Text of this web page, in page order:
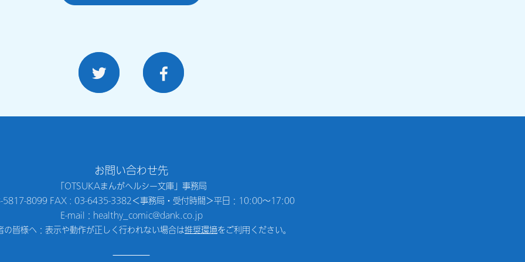
お問い合わせ先
「OTSUKAまんがヘルシー文庫」事務局
5817-8099 FAX : 03-6435-3382＜事務局・受付時間＞平日：10:00〜17:00
E-mail：healthy_comic@dank.co.jp
皆様へ：表示や動作が正しく行われない場合は推奨環境をご利用ください。